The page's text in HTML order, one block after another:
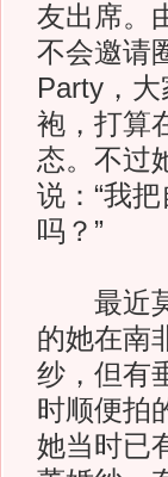
友出席。
不会邀请
Party，
袍，打算
态。不过
说：“我
吗？”
最近莫
的她在南
纱，但有
时顺便拍
她当时已